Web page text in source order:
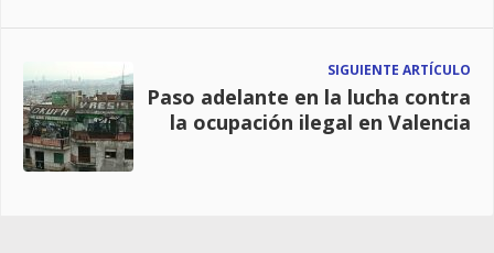
SIGUIENTE ARTÍCULO
Paso adelante en la lucha contra
la ocupación ilegal en Valencia